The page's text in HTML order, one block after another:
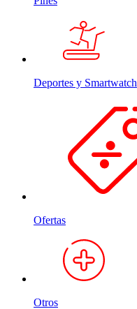
Deportes y Smartwatch
Ofertas
Otros